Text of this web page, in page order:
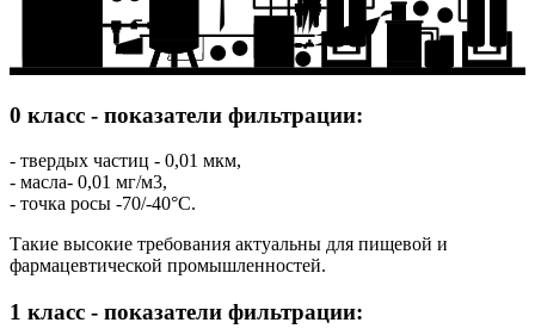
13
12
11
0 класс - показатели фильтрации:
- твердых частиц - 0,01 мкм,
- масла- 0,01 мг/м3,
- точка росы -70/-40°C.
Такие высокие требования актуальны для пищевой и
фармацевтической промышленностей.
1 класс - показатели фильтрации: